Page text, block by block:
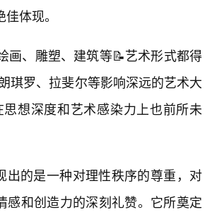
体现。
画、雕塑、建筑等📝艺术形式都得
琪罗、拉斐尔等影响深远的艺术大
想深度和艺术感染力上也前所未
的是一种对理性秩序的尊重，对
感和创造力的深刻礼赞。它所奠定